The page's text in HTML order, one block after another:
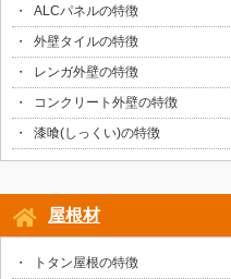
ALCパネルの特徴
外壁タイルの特徴
レンガ外壁の特徴
コンクリート外壁の特徴
漆喰(しっくい)の特徴
屋根材
トタン屋根の特徴